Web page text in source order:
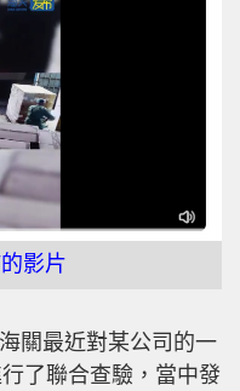
影片
關最近對某公司的一
了聯合查驗，當中發